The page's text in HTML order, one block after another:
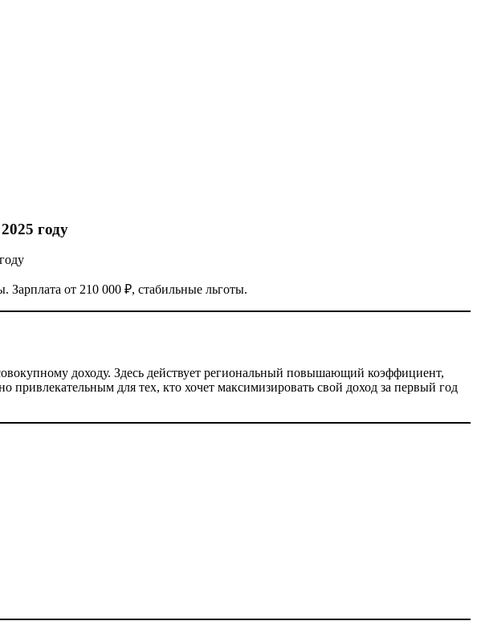
году
Зарплата от 210 000 ₽, стабильные льготы.
доходу. Здесь действует региональный повышающий коэффициент,
привлекательным для тех, кто хочет максимизировать свой доход за первый год